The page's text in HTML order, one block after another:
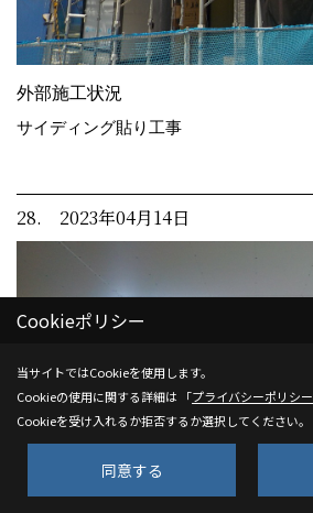
外部施工状況
サイディング貼り工事
28. 2023年04月14日
Cookieポリシー
当サイトではCookieを使用します。
Cookieの使用に関する詳細は 「プライバシーポリシー
Cookieを受け入れるか拒否するか選択してください。
同意する